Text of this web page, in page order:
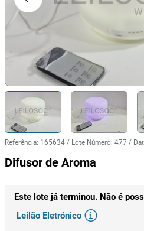
Referência: 165634 / Lote Número: 477 /
Difusor de Aroma
Este lote já terminou. Não é
Leilão Eletrónico